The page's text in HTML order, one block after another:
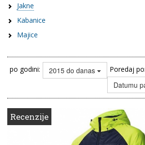
Jakne
Kabanice
Majice
po godini: 2015 do danas Poredaj po:
Datumu
Recenzije